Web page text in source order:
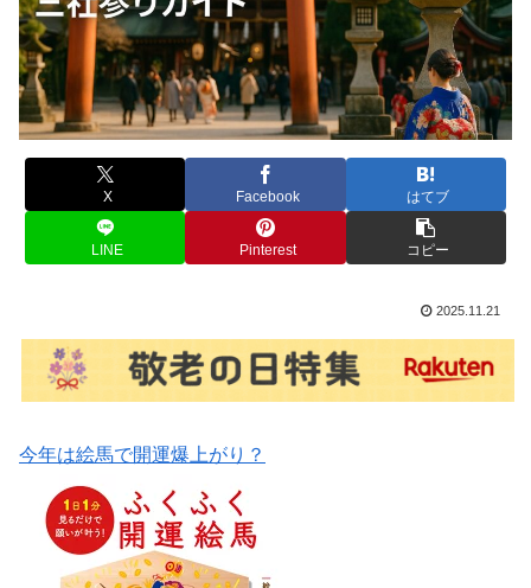
X Facebook はてブ
LINE Pinterest コピー
2025.11.21
今年は絵馬で開運爆上がり？